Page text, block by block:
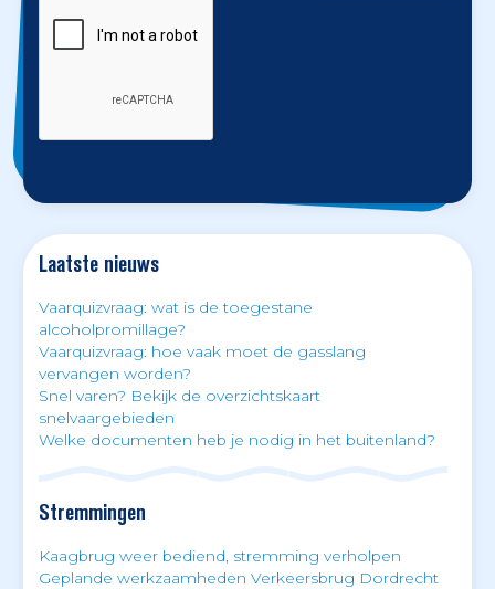
Laatste nieuws
Vaarquizvraag: wat is de toegestane
alcoholpromillage?
Vaarquizvraag: hoe vaak moet de gasslang
vervangen worden?
Snel varen? Bekijk de overzichtskaart
snelvaargebieden
Welke documenten heb je nodig in het buitenland?
Stremmingen
Kaagbrug weer bediend, stremming verholpen
Geplande werkzaamheden Verkeersbrug Dordrecht